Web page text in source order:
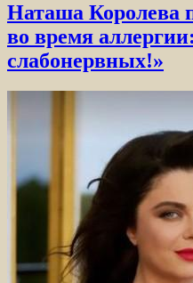
Наташа Королева
во время
слабонервных!»